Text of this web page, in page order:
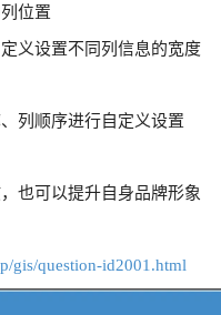
位置
义设置不同列信息的宽度
列顺序进行自定义设置
也可以提升自身品牌形象
gis/question-id2001.html